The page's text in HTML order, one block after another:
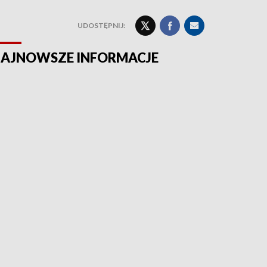
UDOSTĘPNIJ:
INFORMACJE